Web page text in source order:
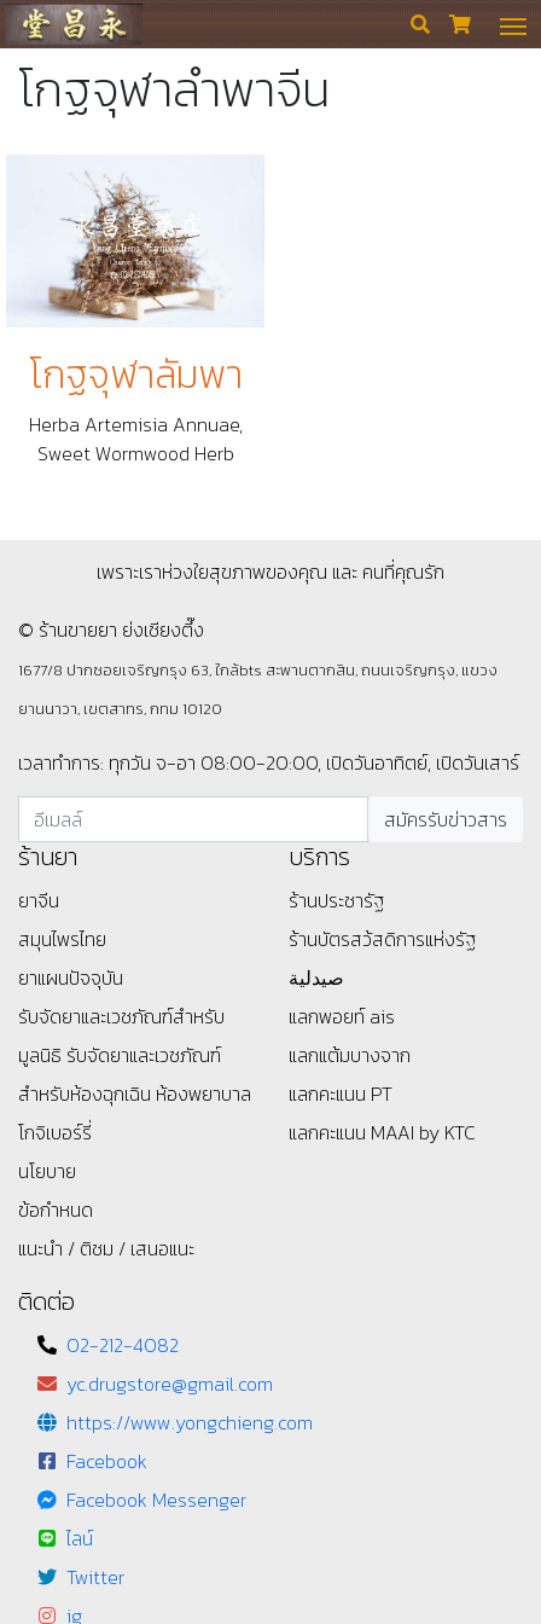
ร้านขายยา ย่งเชียงตึ๊ง  
โกฐจุฬาลําพาจีน
โกฐจุฬาลัมพา
Herba Artemisia Annuae,
Sweet Wormwood Herb
เพราะเราห่วงใยสุขภาพของคุณ และ คนที่คุณรัก
© ร้านขายยา ย่งเชียงตึ๊ง
1677/8 ปากซอยเจริญกรุง 63, ใกล้bts สะพานตากสิน, ถนนเจริญกรุง, แขวง
ยานนาวา, เขตสาทร, กทม 10120
เวลาทำการ: ทุกวัน จ-อา 08:00-20:00, เปิดวันอาทิตย์, เปิดวันเสาร์
ร้านยา
ยาจีน
สมุนไพรไทย
ยาแผนปัจจุบัน
รับจัดยาและเวชภัณฑ์สำหรับ
มูลนิธิ รับจัดยาและเวชภัณฑ์
สำหรับห้องฉุกเฉิน ห้องพยาบาล
โกจิเบอร์รี่
นโยบาย
ข้อกำหนด
แนะนำ / ติชม / เสนอแนะ
บริการ
ร้านประชารัฐ
ร้านบัตรสว้สดิการแห่งรัฐ
صيدلية
แลกพอยท์ ais
แลกแต้มบางจาก
แลกคะแนน PT
แลกคะแนน MAAI by KTC
ติดต่อ
02-212-4082
yc.drugstore@gmail.com
https://www.yongchieng.com
Facebook
Facebook Messenger
ไลน์
Twitter
ig